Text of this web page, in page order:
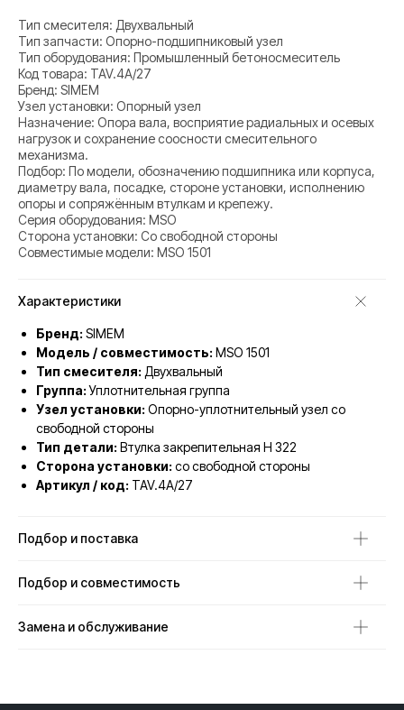
Тип смесителя: Двухвальный
Тип запчасти: Опорно-подшипниковый узел
Тип оборудования: Промышленный бетоносмеситель
Код товара: TAV.4A/27
Бренд: SIMEM
Узел установки: Опорный узел
Назначение: Опора вала, восприятие радиальных и осевых
нагрузок и сохранение соосности смесительного
механизма.
Подбор: По модели, обозначению подшипника или корпуса,
диаметру вала, посадке, стороне установки, исполнению
опоры и сопряжённым втулкам и крепежу.
Серия оборудования: MSO
Сторона установки: Со свободной стороны
Совместимые модели: MSO 1501
Характеристики
Бренд: SIMEM
Модель / совместимость: MSO 1501
Тип смесителя: Двухвальный
Группа:Уплотнительная группа
Узел установки: Опорно-уплотнительный узел со
свободной стороны
Тип детали: Втулка закрепительная H 322
Сторона установки: со свободной стороны
Артикул / код: TAV.4A/27
Подбор и поставка
Подбор и совместимость
Замена и обслуживание